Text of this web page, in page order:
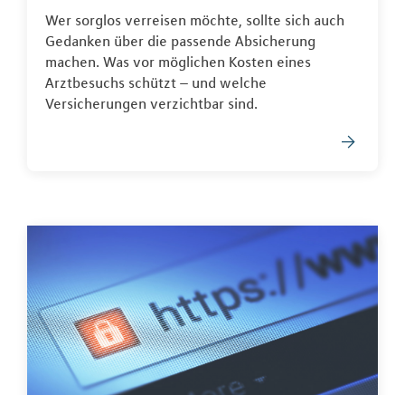
Wer sorglos verreisen möchte, sollte sich auch
Gedanken über die passende Absicherung
machen. Was vor möglichen Kosten eines
Arztbesuchs schützt – und welche
Versicherungen verzichtbar sind.